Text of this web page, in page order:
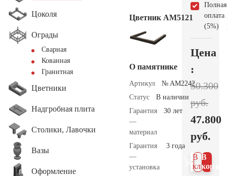
Цоколя
Ограды
Сварная
Кованная
Гранитная
Цветники
Надгробная плита
Столики, Лавочки
Вазы
Оформление
Цветник АМ5121
О памятнике
Артикул
№ AM2242
Статус
В наличии
Гарантия
—
материал
30 лет
Гарантия
—
установка
3 года
Полная
оплата
(5%)
Цена
:
50.300
руб.
47.800
руб.
В
В 1
клик